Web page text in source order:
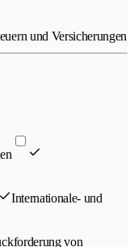
und Versicherungen
Internationale- und
von